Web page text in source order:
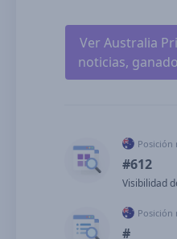
Ver Australia
noticias,
Posición
#612
Visibilidad
Posición
#